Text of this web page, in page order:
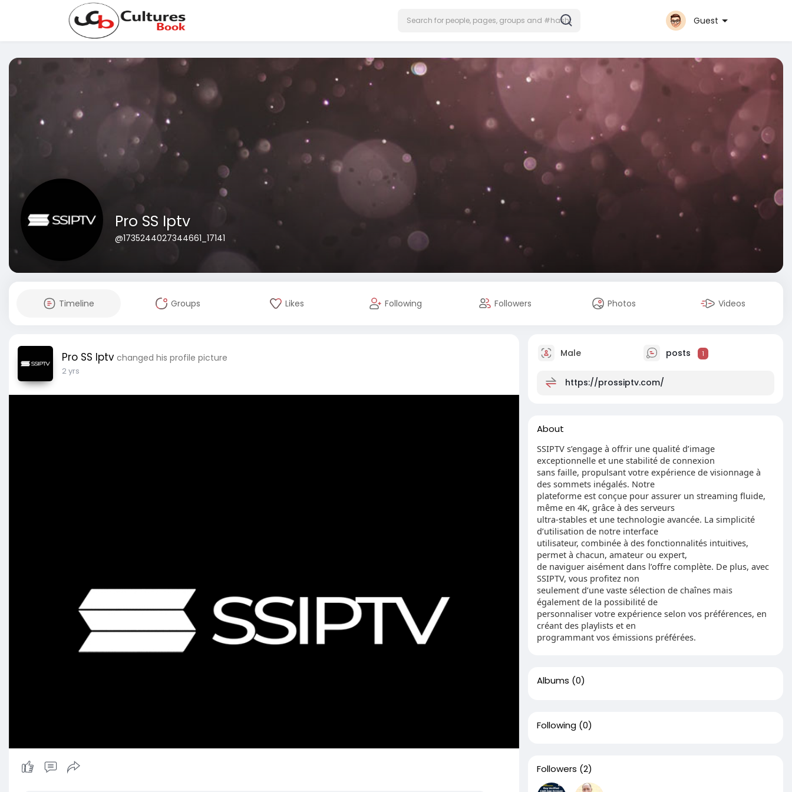
Guest
Pro SS Iptv
@1735244027344661_17141
Timeline Groups Likes Following Followers Photos Videos
Pro SS Iptv changed his profile picture
2 yrs
Male posts 1
https://prossiptv.com/
About
SSIPTV s’engage à offrir une qualité d’image
exceptionnelle et une stabilité de connexion
sans faille, propulsant votre expérience de visionnage à
des sommets inégalés. Notre
plateforme est conçue pour assurer un streaming fluide,
même en 4K, grâce à des serveurs
ultra-stables et une technologie avancée. La simplicité
d’utilisation de notre interface
utilisateur, combinée à des fonctionnalités intuitives,
permet à chacun, amateur ou expert,
de naviguer aisément dans l’offre complète. De plus, avec
SSIPTV, vous profitez non
seulement d’une vaste sélection de chaînes mais
également de la possibilité de
personnaliser votre expérience selon vos préférences, en
créant des playlists et en
programmant vos émissions préférées.
Albums (0)
Following (0)
Followers (2)